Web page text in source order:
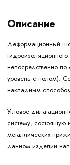
Описание
Деформационный
непосредственно
уровень с полом).
накладным
Угловое
систему, состоящую
металлических
данном изделии